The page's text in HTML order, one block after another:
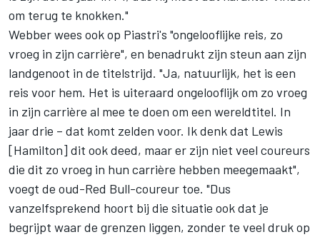
om terug te knokken."
Webber wees ook op Piastri's "ongelooflijke reis, zo
vroeg in zijn carrière", en benadrukt zijn steun aan zijn
landgenoot in de titelstrijd. "Ja, natuurlijk, het is een
reis voor hem. Het is uiteraard ongelooflijk om zo vroeg
in zijn carrière al mee te doen om een wereldtitel. In
jaar drie – dat komt zelden voor. Ik denk dat Lewis
[Hamilton] dit ook deed, maar er zijn niet veel coureurs
die dit zo vroeg in hun carrière hebben meegemaakt",
voegt de oud-Red Bull-coureur toe. "Dus
vanzelfsprekend hoort bij die situatie ook dat je
begrijpt waar de grenzen liggen, zonder te veel druk op